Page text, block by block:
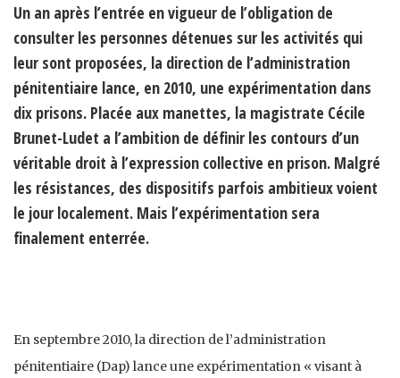
Un an après l’entrée en vigueur de l’obligation de
consulter les personnes détenues sur les activités qui
leur sont proposées, la direction de l’administration
pénitentiaire lance, en 2010, une expérimentation dans
dix prisons. Placée aux manettes, la magistrate Cécile
Brunet-Ludet a l’ambition de définir les contours d’un
véritable droit à l’expression collective en prison. Malgré
les résistances, des dispositifs parfois ambitieux voient
le jour localement. Mais l’expérimentation sera
finalement enterrée.
En septembre 2010, la direction de l’administration
pénitentiaire (Dap) lance une expérimentation « visant à